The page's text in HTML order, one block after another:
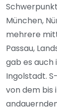
München,
mehrere
Passau,
gab es auch
Ingolstadt.
von dem bis